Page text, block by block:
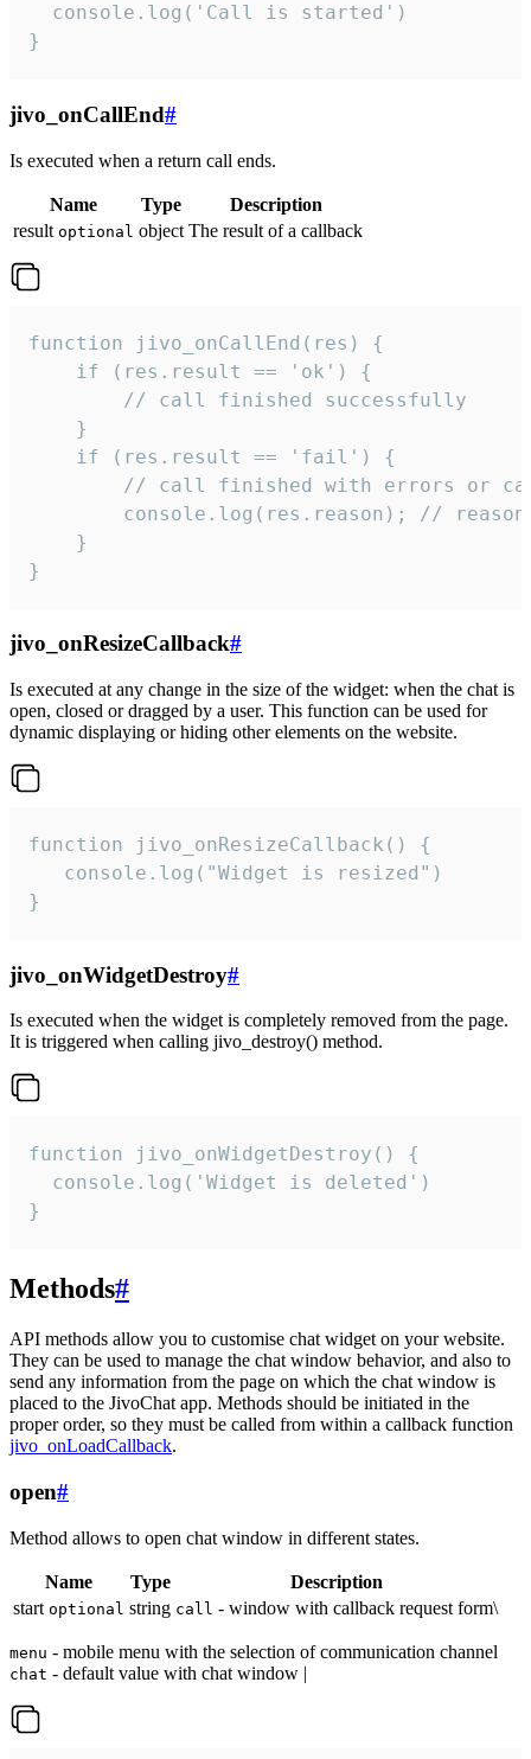
  console.log('Call is started')
}
jivo_onCallEnd#
Is executed when a return call ends.
Name Type
Description
result optional object The result of a callback
function jivo_onCallEnd(res) {
    if (res.result == 'ok') {
        // call finished successfully
    }
    if (res.result == 'fail') {
// call finished with errors or
console.log(res.reason); //
    }
}
jivo_onResizeCallback#
Is executed at any change in the size of the widget: when the chat is
open, closed or dragged by a user. This function can be used for
dynamic displaying or hiding other elements on the website.
function jivo_onResizeCallback() {
   console.log("Widget is resized")
}
jivo_onWidgetDestroy#
Is executed when the widget is completely removed from the page.
It is triggered when calling jivo_destroy() method.
function jivo_onWidgetDestroy() {
  console.log('Widget is deleted')
}
Methods#
API methods allow you to customise chat widget on your website.
They can be used to manage the chat window behavior, and also to
send any information from the page on which the chat window is
placed to the JivoChat app. Methods should be initiated in the
proper order, so they must be called from within a callback function
jivo_onLoadCallback.
open#
Method allows to open chat window in different states.
Name Type
Description
start optional string call - window with callback request form\
menu - mobile menu with the selection of communication channel
chat - default value with chat window |